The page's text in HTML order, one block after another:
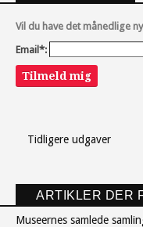
Vil du have det månedlige
Email*:
Tilmeld mig
Tidligere udgaver
ARTIKLER DER
Museernes samlede